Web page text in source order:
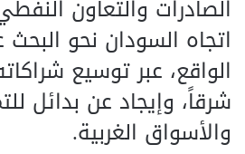
الصادرات والتعاون
اتجاه السودان نحو
الواقع، عبر توسيع
شرقاً، وإيجاد عن بدائل
والأسواق الغربية.